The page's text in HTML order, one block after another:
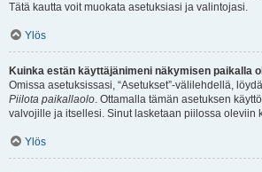
Tätä kautta voit muokata asetuksiasi ja valintojasi.
Ylös
Kuinka estän käyttäjänimeni näkymisen paikalla
Omissa asetuksissasi, “Asetukset”-välilehdellä,
Piilota paikallaolo. Ottamalla tämän asetuksen
valvojille ja itsellesi. Sinut lasketaan piilossa oleviin
Ylös